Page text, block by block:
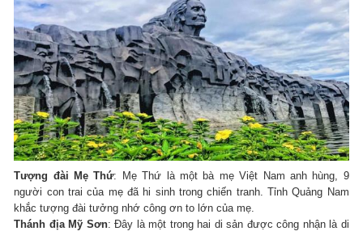
Tượng đài Mẹ Thứ: Mẹ Thứ là một bà mẹ Việt Nam anh hùng, 9
người con trai của mẹ đã hi sinh trong chiến tranh. Tỉnh Quảng Nam
khắc tượng đài tưởng nhớ công ơn to lớn của mẹ.
Thánh địa Mỹ Sơn: Đây là một trong hai di sản được công nhận là di